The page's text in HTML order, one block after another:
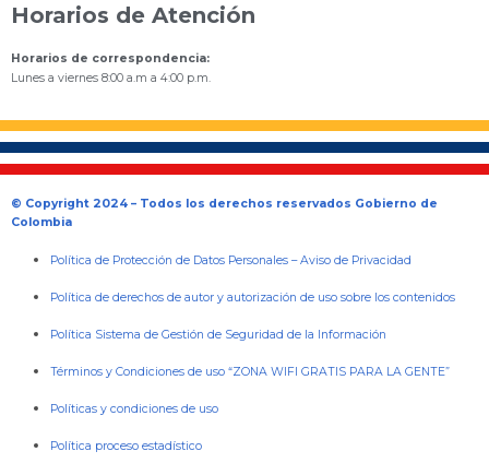
Horarios de Atención
Horarios de correspondencia:
Lunes a viernes 8:00 a.m a 4:00 p.m.
© Copyright 2024 – Todos los derechos reservados Gobierno de
Colombia
Política de Protección de Datos Personales –Aviso de Privacidad
Política de derechos de autor y autorización de uso sobre los contenidos
Política Sistema de Gestión de Seguridad de la Información
Términos y Condiciones de uso “ZONA WIFI GRATIS PARA LA GENTE”
Políticas y condiciones de uso
Política proceso estadístico